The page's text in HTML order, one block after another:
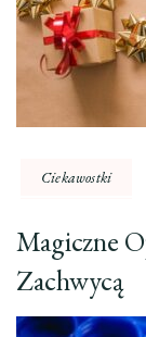
Ciekawostki
Magiczne
Zachwycą